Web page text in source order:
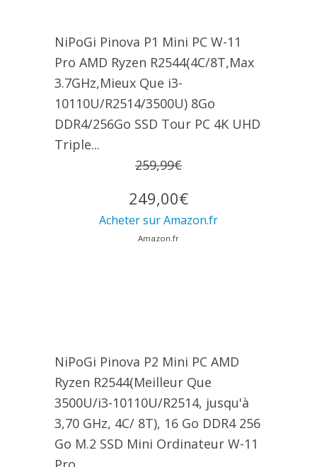
NiPoGi Pinova P1 Mini PC W-11
Pro ΑΜD Ryzen R2544(4C/8T,Max
3.7GHz,Mieux Que i3-
10110U/R2514/3500U) 8Go
DDR4/256Go SSD Tour PC 4K UHD
Triple...
259,99€
249,00€
Acheter sur Amazon.fr
Amazon.fr
NiPoGi Pinova P2 Mini PC АMD
Ryzen R2544(Meilleur Que
3500U/i3-10110U/R2514, jusqu'à
3,70 GHz, 4C/ 8T), 16 Go DDR4 256
Go M.2 SSD Mini Ordinateur W-11